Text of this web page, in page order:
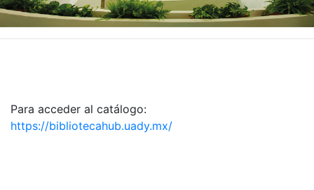
Para acceder al catálogo:
https://bibliotecahub.uady.mx/